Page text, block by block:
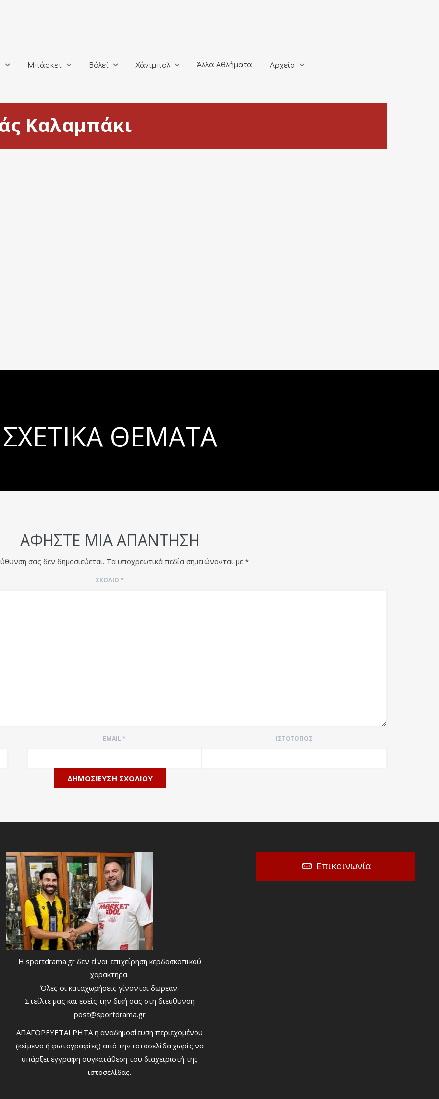
Μπάσκετ Βόλεϊ Χάντμπολ Άλλα Αθλήματα Αρχείο
Καλαμπάκι
ΣΧΕΤΙΚΆ ΘΈΜΑΤΑ
ΑΦΉΣΤΕ ΜΙΑ ΑΠΆΝΤΗΣΗ
σας δεν δημοσιεύεται. Τα υποχρεωτικά πεδία σημειώνονται με *
ΣΧΌΛΙΟ *
EMAIL* ΙΣΤΌΤΟΠΟΣ
Η sportdrama.gr δεν είναι επιχείρηση κερδοσκοπικού
χαρακτήρα.
Όλες οι καταχωρήσεις γίνονται δωρεάν.
Στείλτε μας και εσείς την δική σας στη διεύθυνση
post@sportdrama.gr
ΑΠΑΓΟΡΕΥΕΤΑΙ ΡΗΤΑ η αναδημοσίευση περιεχομένου
(κείμενο ή φωτογραφίες) από την ιστοσελίδα χωρίς να
υπάρξει έγγραφη συγκατάθεση του διαχειριστή της
ιστοσελίδας.
Επικοινωνία